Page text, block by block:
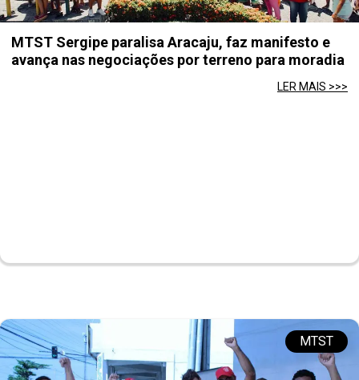
MTST Sergipe paralisa Aracaju, faz manifesto e
avança nas negociações por terreno para moradia
LER MAIS >>>
MTST